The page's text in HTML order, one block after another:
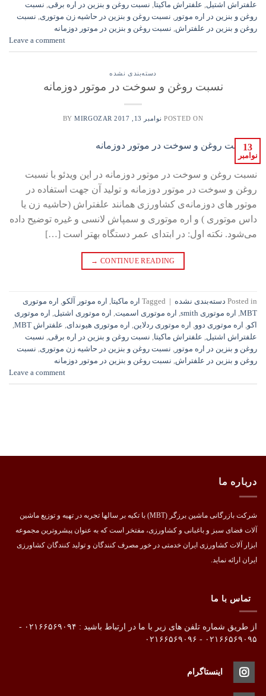
علفتراش اشتیل, علفتراش ماکیتا, نسبت روغن و بنزین در اره برقی, نسبت
روغن و بنزین در اره موتور , نسبت روغن و بنزین در حاشیه زن موتوری, نسبت
روغن و بنزین در علفتراش, نسبت روغن و بنزین در موتور دوزمانه
Leave a comment
دسته‌بندی نشده
نسبت روغن و سوخت در موتور دوزمانه
POSTED ON نوامبر 13, 2017 BY
MIRGOZAR
13
نوامبر
نسبت روغن و سوخت در موتور دوزمانه در این ویدئو با نسبت
روغن و سوخت در موتور دوزمانه و تولید آن جهت استفاده در
موتور های دوزمانه‌ی کشاورزی همانند علفتراش (حاشیه زن یا
داس موتوری ) و اره موتوری و سمپاش لانسی و غیره توضیح داده
می‌شود. نکته اول: در ابتدای عمر دستگاه بهتر است […]
CONTINUE READING
→
Posted in دسته‌بندی نشده Tagged اره ماکیتا, اره موتور آلکو, اره موتوری
MBT
, اره موتوری smith , اره موتوری اسمیت, اره موتوری اشتیل, اره موتوری
اکو, اره موتوری دوو, اره موتوری ردلاین, اره موتوری هیوندای, علفتراش MBT
,
علفتراش اشتیل, علفتراش ماکیتا, نسبت روغن و بنزین در اره برقی, نسبت
روغن و بنزین در اره موتور , نسبت روغن و بنزین در حاشیه زن موتوری, نسبت
روغن و بنزین در علفتراش, نسبت روغن و بنزین در موتور دوزمانه
Leave a comment
درباره ما
شرکت بازرگانی ماشین برزگر (MBT) با تکیه بر سالها تجربه در تهیه و توزیع ماشین
آلات فضای سبز و باغبانی و کشاورزی، مفتخر است که به عنوان پیشروترین مجموعه
ابزار آلات کشاورزی ایران خدمتی در خور مصرف کنندگان و تولید کنندگان کشاورزی
ایران ارائه نماید.
تماس با ما
از طریق شماره تلفن های زیر با ما در ارتباط باشید : ۰۲۱۶۶۵۶۹۰۹۴ -
۰۲۱۶۶۵۶۹۰۹۵ - ۰۲۱۶۶۵۶۹۰۹۶
اینستاگرام